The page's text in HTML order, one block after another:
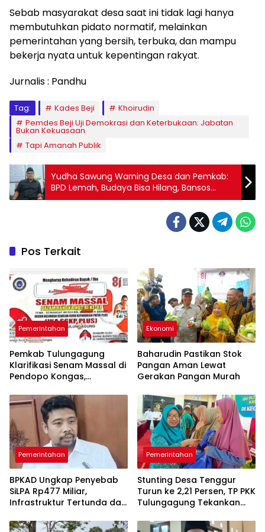
Sebab masyarakat desa saat ini tidak lagi hanya
membutuhkan pidato normatif, melainkan
pemerintahan yang bersih, terbuka, dan mampu
bekerja nyata untuk kepentingan rakyat.
Jurnalis : Pandhu
Tag: Kades Beji
Khoirudin
Pemdes Beji Uji Demokrasi dan Keterbukaan: Jabatan
Bukan Kekuasaan
Tapi Amanah Publik
Yudha Sawung Warning Desa dan Pemkab:
BPD Lemah, Budaya Bisa Hilang, Bansos
Rawan Salah Sasaran
Pos Terkait
Pemerintahan
Pemkab Tulungagung
Klarifikasi Senam Massal di
Pendopo Kongas,
Resmi Daerah
Ekonomi
Baharudin Pastikan Stok
Pangan Aman Lewat
Gerakan Pangan Murah
Pemerintahan
BPKAD Ungkap Penyebab
SiLPA Rp477 Miliar,
Infrastruktur Tertunda dan
Pemerintahan
Stunting Desa Tenggur
Turun ke 2,21 Persen, TP PKK
Tulungagung Tekankan
Berkelanjutan